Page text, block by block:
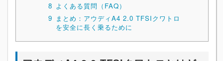
8 よくある質問（FAQ）
9 まとめ：アウディA4 2.0 TFSIクワトロ
を安全に長く乗るために